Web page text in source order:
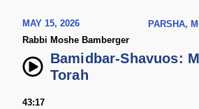
MAY 15, 2026
PARSHA,
Rabbi Moshe Bamberger
Bamidbar-Shavuos:
Torah
43:17